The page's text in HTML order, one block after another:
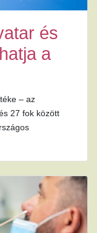
és
a
– az
27 fok között